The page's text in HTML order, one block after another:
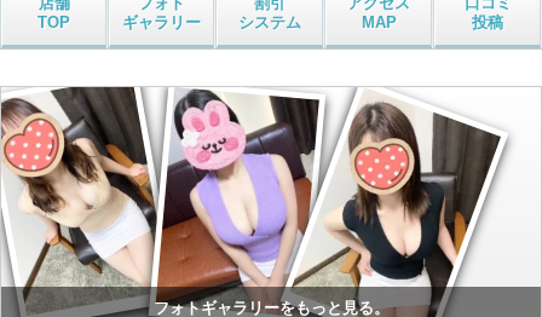
TOP
ギャラリー
システム
MAP
投稿
フォトギャラリーをもっと見る。